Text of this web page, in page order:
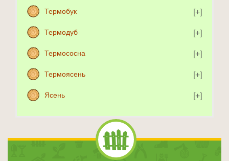
Термобук
Термодуб
Термососна
Термоясень
Ясень